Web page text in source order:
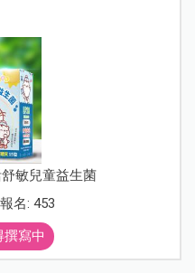
舒敏兒童益生菌
名: 453
撰寫中